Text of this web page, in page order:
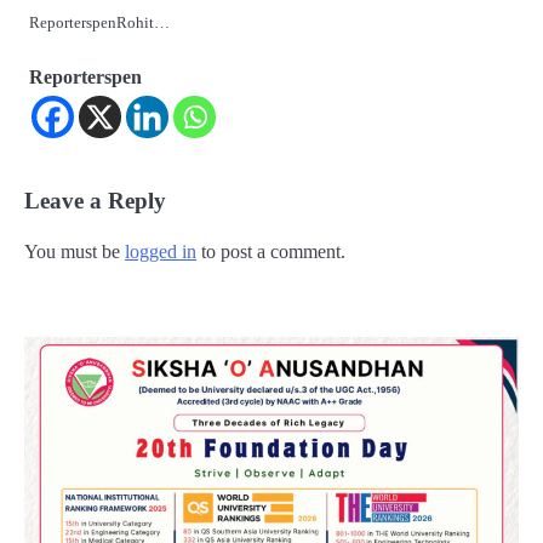
ReporterspenRohit…
Reporterspen
Leave a Reply
You must be logged in to post a comment.
Odisha Attracts Investment Proposals
Worth ₹66,392 Crore, Over 54,000 Jobs